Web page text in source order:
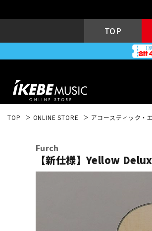
TOP
TOP ONLINE STORE アコースティック・
Furch
【新仕様】Yellow